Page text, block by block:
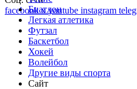
facebookxyoutube instagram
Биатлон
Легкая атлетика
Футзал
Баскетбол
Хокей
Волейбол
Другие виды спорта
Сайт